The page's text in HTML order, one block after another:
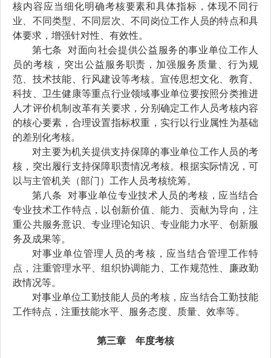
核内容应当细化明确考核要素和具体指标，体现不同行
业、不同类型、 不同层次、 不同岗位工作人员的特点和具
体要求，增强针对性、有效性。
第七条
对面向社会提供公益服务的事业单位工作人
员的考核，突出公益服务职责，加强服务质量、行为规
范、技术技能、行风建设等考核。 宣传思想文化、教育、
科技、卫生健康等重点行业领域事业单位要按照分类推进
人才评价机制改革有关要求，分别 确定工作人员考核内容
的核心要素，合理设置指标权重，实行以行业属性为基础
的差别化考核。
对主要为机关提供支持保障的事业单位工作人员的考
核，突出履行支持保障职责情况考核。根据实际情况， 可
以与主管机关（部门）工作人员考核统筹。
第八条 对事业单位专业技术人员的考核，应当结合
专业技术工作特点，以创新价值、能力、贡献为导向，注
重公共服务意识、专业理论知识、专业能力水平、创新服
务及成果等。
对事业单位管理人员的考核 ，应当结合管理工作特
点，注重管理水平 、组织协调能力、工作规范性、廉政勤
政情况等。
对事业单位工勤技能人员的考核，应当结合工勤技能
工作特点，注重技能水平、 服务态度、质量、效率等。
第三章 年度考核